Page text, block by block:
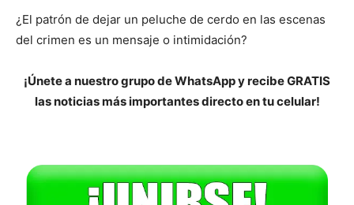
¿El patrón de dejar un peluche de cerdo en las escenas
del crimen es un mensaje o intimidación?
¡Únete a nuestro grupo de WhatsApp y recibe GRATIS
las noticias más importantes directo en tu celular!